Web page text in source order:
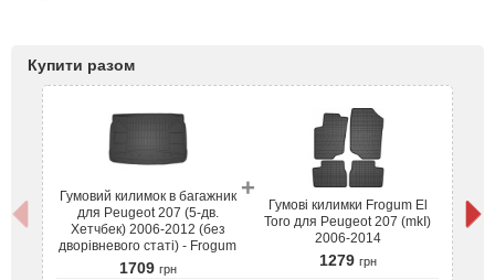
Купити разом
Гумовий килимок в багажник
для Peugeot 207 (5-дв.
Хетчбек) 2006-2012 (без
дворівневого статі) - Frogum
1709 грн
+
Гумові килимки Frogum El
Toro для Peugeot 207 (mkI)
2006-2014
1279 грн